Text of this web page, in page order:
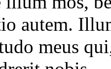
autem.
meus